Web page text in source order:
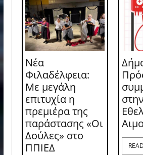
Νέα
Φιλαδέλφεια:
Με μεγάλη
επιτυχία η
πρεμιέρα της
παράστασης «Οι
Δούλες» στο
ΠΠΙΕΔ